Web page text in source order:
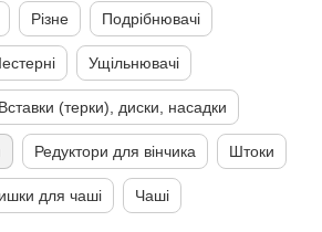
Різне Подрібнювачі
Ущільнювачі
Вставки (терки), диски, насадки
Редуктори для вінчика Штоки
для чаші Чаші